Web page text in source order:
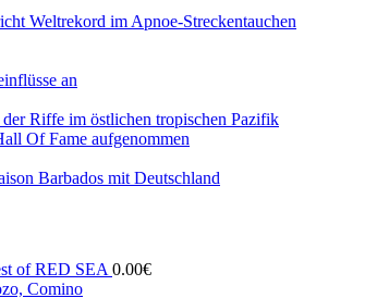
Weltrekord im Apnoe-Streckentauchen
an
Riffe im östlichen tropischen Pazifik
Of Fame aufgenommen
Barbados mit Deutschland
of RED SEA 0.00€
Comino